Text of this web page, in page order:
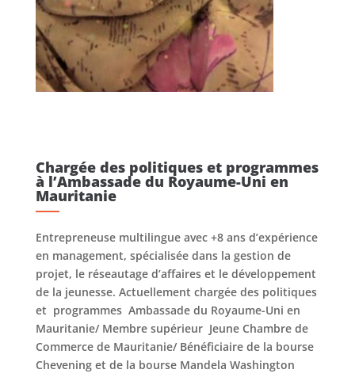
Chargée des politiques et programmes
à l’Ambassade du Royaume-Uni en
Mauritanie
Entrepreneuse multilingue avec +8 ans d’expérience
en management, spécialisée dans la gestion de
projet, le réseautage d’affaires et le développement
de la jeunesse. Actuellement chargée des politiques
et programmes Ambassade du Royaume-Uni en
Mauritanie/ Membre supérieur Jeune Chambre de
Commerce de Mauritanie/ Bénéficiaire de la bourse
Chevening et de la bourse Mandela Washington